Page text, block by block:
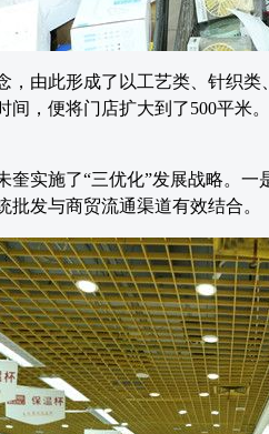
由此形成了以工艺类、针织
，便将门店扩大到了500平
实施了“三优化”发展战略。
发与商贸流通渠道有效结合。